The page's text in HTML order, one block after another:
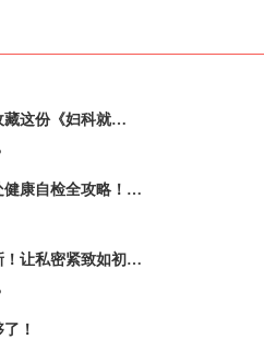
藏这份《妇科就…
健康自检全攻略！…
！让私密紧致如初…
！